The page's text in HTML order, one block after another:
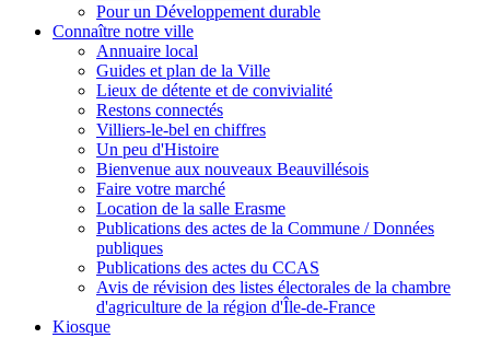
Pour un Développement durable
Connaître notre ville
Annuaire local
Guides et plan de la Ville
Lieux de détente et de convivialité
Restons connectés
Villiers-le-bel en chiffres
Un peu d'Histoire
Bienvenue aux nouveaux Beauvillésois
Faire votre marché
Location de la salle Erasme
Publications des actes de la Commune / Données
publiques
Publications des actes du CCAS
Avis de révision des listes électorales de la chambre
d'agriculture de la région d'Île-de-France
Kiosque